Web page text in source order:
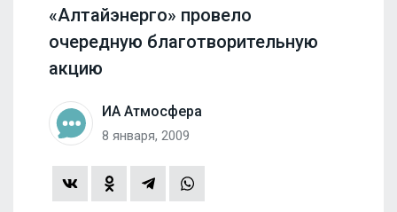
«Алтайэнерго» провело
очередную благотворительную
акцию
ИА Атмосфера
8 января, 2009